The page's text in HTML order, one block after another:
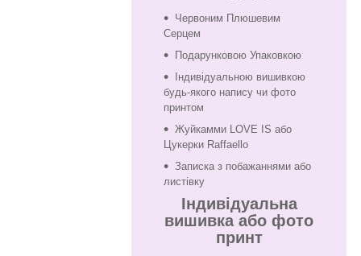
Червоним Плюшевим
Серцем
Подарунковою Упаковкою
Індивідуальною вишивкою
будь-якого напису чи фото
принтом
Жуйкамми LOVE IS або
Цукерки Raffaello
Записка з побажаннями або
листівку
Індивідуальна
вишивка або фото
принт